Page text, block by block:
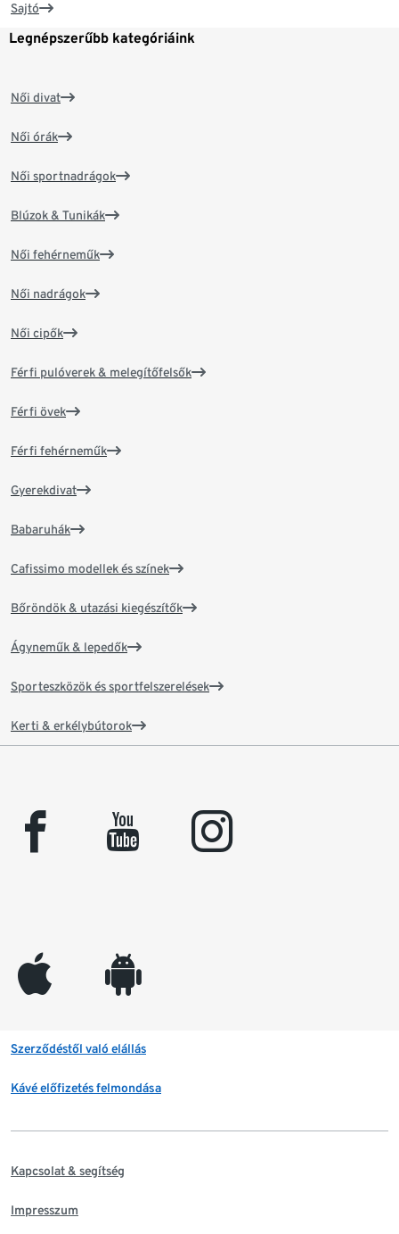
Sajtó
Legnépszerűbb kategóriáink
Női divat
Női órák
Női sportnadrágok
Blúzok & Tunikák
Női fehérneműk
Női nadrágok
Női cipők
Férfi pulóverek & melegítőfelsők
Férfi övek
Férfi fehérneműk
Gyerekdivat
Babaruhák
Cafissimo modellek és színek
Bőröndök & utazási kiegészítők
Ágyneműk & lepedők
Sporteszközök és sportfelszerelések
Kerti & erkélybútorok
facebook youtube instagram
appleinc android
Szerződéstől való elállás
Kávé előfizetés felmondása
Kapcsolat & segítség
Impresszum